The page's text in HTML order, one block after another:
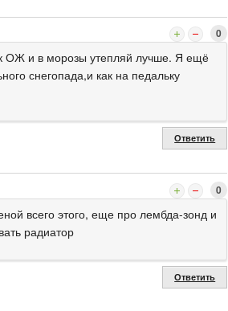
0
ОЖ и в морозы утепляй лучше. Я ещё
снегопада,и как на педальку
Ответить
0
всего этого, еще про лембда-зонд и
радиатор
Ответить